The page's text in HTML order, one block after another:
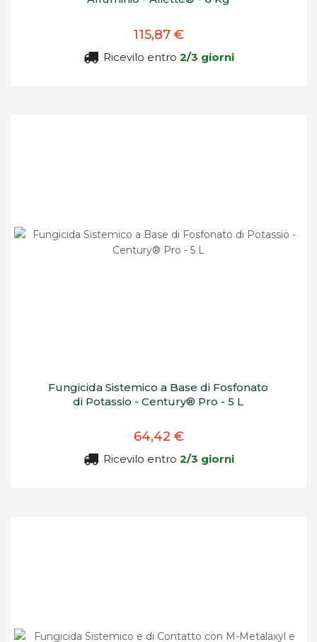
115,87 €
Ricevilo entro 2/3 giorni
Fungicida Sistemico a Base di Fosfonato
di Potassio - Century® Pro - 5 L
64,42 €
Ricevilo entro 2/3 giorni